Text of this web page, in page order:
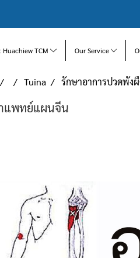
Huachiew TCM Our Service
Tuina รักษาอาการปวดพัง
แพทย์แผนจีน